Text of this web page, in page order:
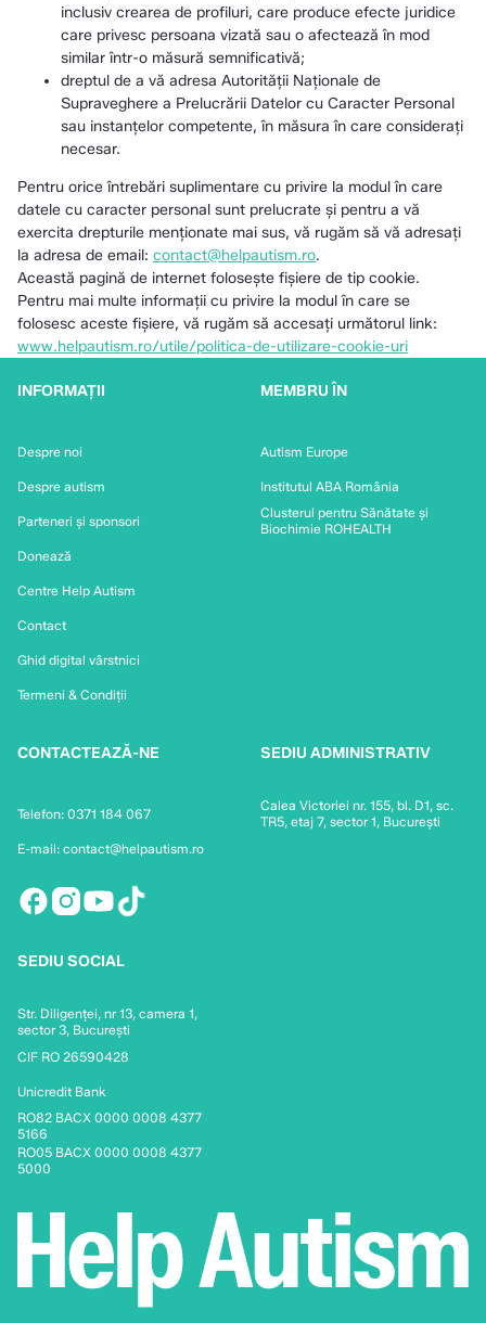
inclusiv crearea de profiluri, care produce efecte juridice
care privesc persoana vizată sau o afectează în mod
similar într-o măsură semnificativă;
dreptul de a vă adresa Autorităţii Naţionale de
Supraveghere a Prelucrării Datelor cu Caracter Personal
sau instanțelor competente, în măsura în care considerați
necesar.
Pentru orice întrebări suplimentare cu privire la modul în care
datele cu caracter personal sunt prelucrate și pentru a vă
exercita drepturile menționate mai sus, vă rugăm să vă adresați
la adresa de email: contact@helpautism.ro.
Această pagină de internet folosește fișiere de tip cookie.
Pentru mai multe informații cu privire la modul în care se
folosesc aceste fișiere, vă rugăm să accesați următorul link:
www.helpautism.ro/utile/politica-de-utilizare-cookie-uri
INFORMAȚII
Despre noi
Despre autism
Parteneri și sponsori
Donează
Centre Help Autism
Contact
Ghid digital vârstnici
Termeni & Condiții
MEMBRU ÎN
Autism Europe
Institutul ABA România
Clusterul pentru Sănătate și
Biochimie ROHEALTH
CONTACTEAZĂ-NE
Telefon: 0371 184 067
E-mail: contact@helpautism.ro
SEDIU ADMINISTRATIV
Calea Victoriei nr. 155, bl. D1, sc.
TR5, etaj 7, sector 1, București
SEDIU SOCIAL
Str. Diligenței, nr 13, camera 1,
sector 3, București
CIF RO 26590428
Unicredit Bank
RO82 BACX 0000 0008 4377
5166
RO05 BACX 0000 0008 4377
5000